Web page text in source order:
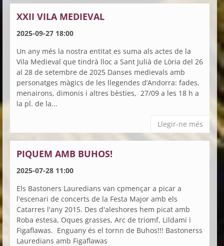
XXII VILA MEDIEVAL
2025-09-27 18:00
Un any més la nostra entitat es suma als actes de la
Vila Medieval que tindrà lloc a Sant Julià de Lòria del 26
al 28 de setembre de 2025 Danses medievals amb
personatges màgics de les llegendes d’Andorra: fades,
menairons, dimonis i altres bèsties, 27/09 a les 18 h a
la pl. de la...
Llegir-ne més
PIQUEM AMB BUHOS!
2025-07-28 11:00
Els Bastoners Lauredians van cpmençar a picar a
l'escenari de concerts de la Festa Major amb els
Catarres l'any 2015. Des d'aleshores hem picat amb
Roba estesa, Oques grasses, Arc de triomf, Lildami i
Figaflawas. Enguany és el tornn de Buhos!!! Bastonerss
Lauredians amb Figaflawas